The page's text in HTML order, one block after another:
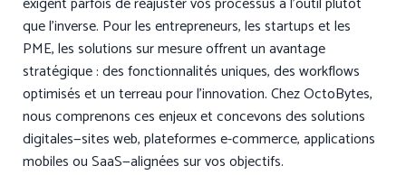
que l’inverse. Pour les entrepreneurs, les startups et les
PME, les solutions sur mesure offrent un avantage
stratégique : des fonctionnalités uniques, des workflows
optimisés et un terreau pour l’innovation. Chez OctoBytes,
nous comprenons ces enjeux et concevons des solutions
digitales—sites web, plateformes e-commerce, applications
mobiles ou SaaS—alignées sur vos objectifs.